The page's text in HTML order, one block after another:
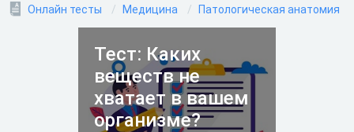
Онлайн тесты Медицина Патологическая анатомия
Тест: Каких
веществ не
хватает в вашем
организме?